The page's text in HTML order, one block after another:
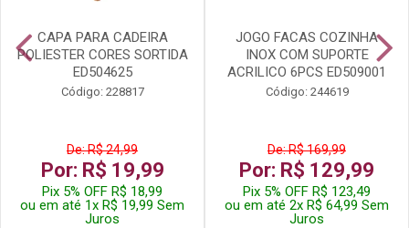
CAPA PARA CADEIRA
POLIESTER CORES SORTIDA
ED504625
Código: 228817
De: R$ 24,99
Por: R$ 19,99
Pix 5% OFF R$ 18,99
ou em até 1x R$ 19,99 Sem
Juros
JOGO FACAS COZINHA
INOX COM SUPORTE
ACRILICO 6PCS ED509001
Código: 244619
De: R$ 169,99
Por: R$ 129,99
Pix 5% OFF R$ 123,49
ou em até 2x R$ 64,99 Sem
Juros